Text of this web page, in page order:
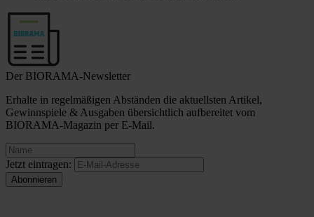
Der BIORAMA-Newsletter
Erhalte in regelmäßigen Abständen die aktuellsten Artikel,
Gewinnspiele & Ausgaben übersichtlich aufbereitet vom
BIORAMA-Magazin per E-Mail.
Jetzt eintragen: